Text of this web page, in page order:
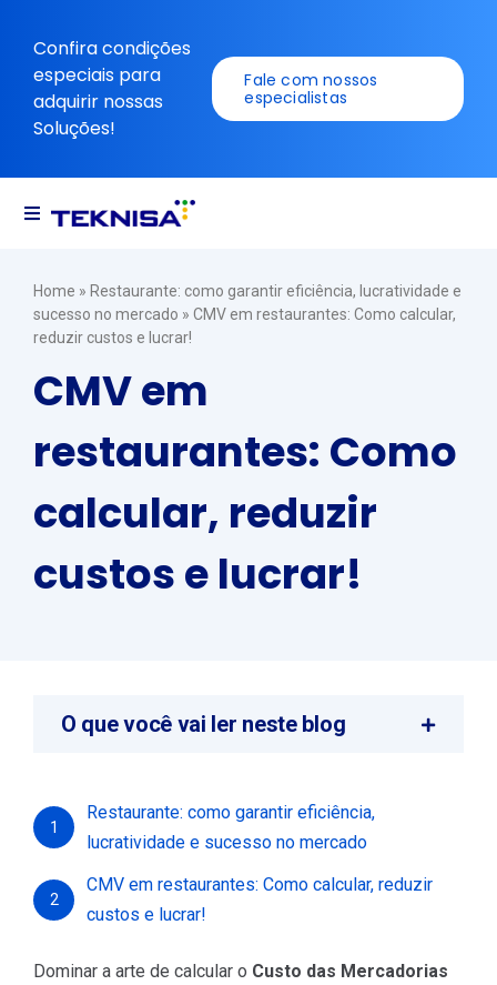
conteúdo
Confira condições
especiais para
adquirir nossas
Soluções!
Fale com nossos
especialistas
Navegação
Recursos
Home » Restaurante: como garantir eficiência, lucratividade e
sucesso no mercado » CMV em restaurantes: Como calcular,
reduzir custos e lucrar!
CMV em
restaurantes: Como
calcular, reduzir
custos e lucrar!
Dominar a arte de calcular o Custo das Mercadorias
O que você vai ler neste blog
1
Restaurante: como garantir eficiência,
lucratividade e sucesso no mercado
2
CMV em restaurantes: Como calcular, reduzir
custos e lucrar!